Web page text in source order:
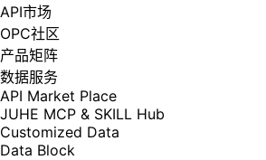
API市场
OPC社区
产品矩阵
数据服务
API Market Place
JUHE MCP & SKILL Hub
Customized Data
Data Block